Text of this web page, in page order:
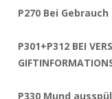
P270 Bei
P301+P312 BEI
P330 Mund